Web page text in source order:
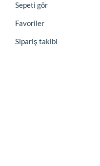
Sepeti gör
Favoriler
Sipariş takibi